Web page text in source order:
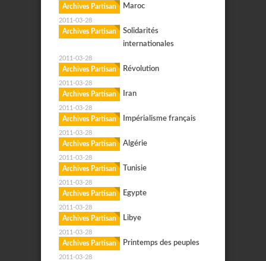
Archives Partisan Maroc
2011-03-28
Archives Partisan
Solidarités
internationales
2011-03-28
Archives Partisan Révolution
2011-03-28
Archives Partisan Iran
2011-03-28
Archives Partisan Impérialisme français
2011-03-28
Archives Partisan Algérie
2011-03-28
Archives Partisan Tunisie
2011-03-28
Archives Partisan Egypte
2011-03-28
Archives Partisan Libye
2011-03-28
Archives Partisan Printemps des peuples
2011-03-28